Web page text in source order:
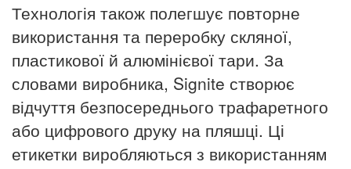
Технологія також полегшує повторне
використання та переробку скляної,
пластикової й алюмінієвої тари. За
словами виробника, Signite створює
відчуття безпосереднього трафаретного
або цифрового друку на пляшці. Ці
етикетки виробляються з використанням